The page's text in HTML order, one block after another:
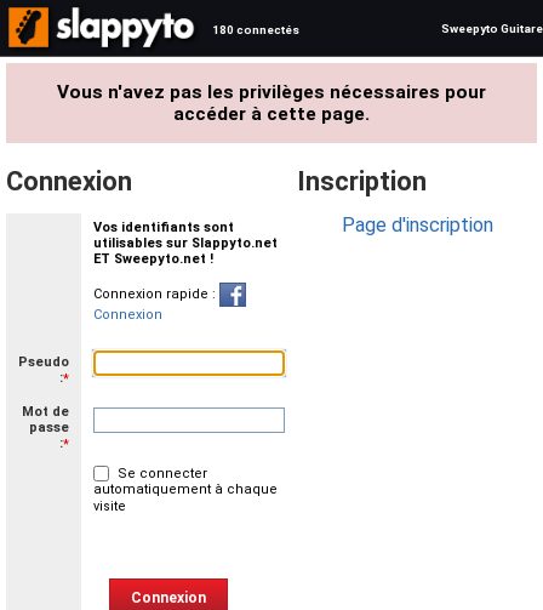
180 connectés Sweepyto Guitare
Vous n'avez pas les privilèges nécessaires pour
accéder à cette page.
Connexion
Vos identifiants sont
utilisables sur Slappyto.net
ET Sweepyto.net !
Connexion rapide :
Connexion
Pseudo
:*
Mot de
passe
:*
Se connecter
automatiquement à chaque
visite
Inscription
Page d'inscription